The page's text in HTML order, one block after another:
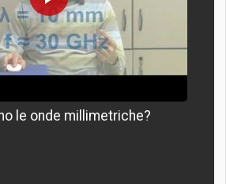
le onde millimetriche?